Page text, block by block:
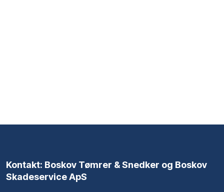
Kontakt: Boskov Tømrer & Snedker og Boskov
Skadeservice ApS​